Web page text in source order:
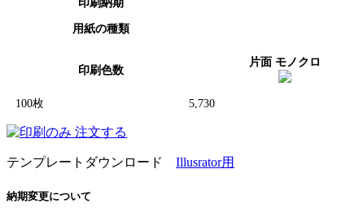
テンプレートダウンロード Illusrator用
納期変更について